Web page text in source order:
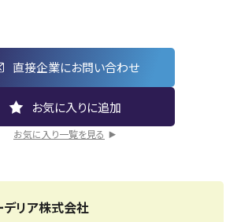
直接企業にお問い合わせ
お気に入り一覧を見る
デリア株式会社